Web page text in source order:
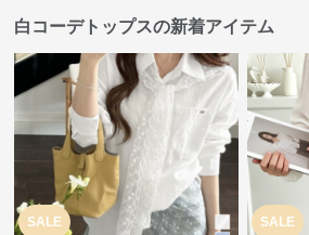
白コーデトップスの新着アイテム
SALE SALE